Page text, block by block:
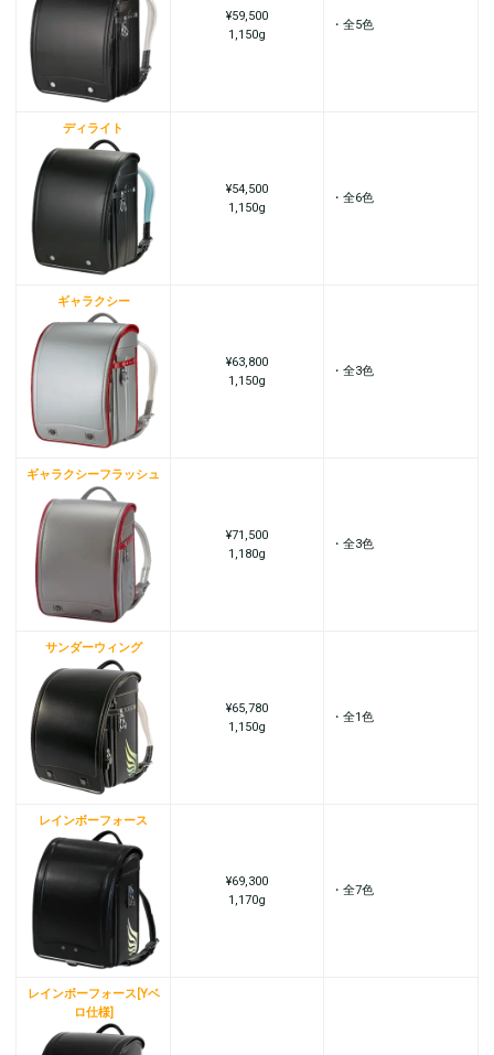
¥59,500
1,150g
・全5色
ディライト
¥54,500
1,150g
・全6色
ギャラクシー
¥63,800
1,150g
・全3色
ギャラクシーフラッシュ
¥71,500
1,180g
・全3色
サンダーウィング
¥65,780
1,150g
・全1色
レインボーフォース
¥69,300
1,170g
・全7色
レインボーフォース[Yベ
ロ仕様]